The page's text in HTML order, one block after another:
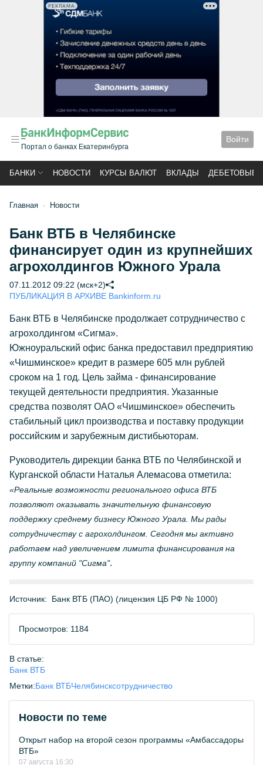
РЕКЛАМА
Портал о банках Екатеринбурга
Войти
БАНКИ НОВОСТИ КУРСЫ ВАЛЮТ ВКЛАДЫ ДЕБЕТОВЫЕ
Главная Новости
Банк ВТБ в Челябинске
финансирует один из крупнейших
агрохолдингов Южного Урала
07.11.2012 09:22 (мск+2)
ПУБЛИКАЦИЯ В АРХИВЕ Bankinform.ru
Банк ВТБ в Челябинске продолжает сотрудничество с
агрохолдингом «Сигма».
Южноуральский офис банка предоставил предприятию
«Чишминское» кредит в размере 605 млн рублей
сроком на 1 год. Цель займа - финансирование
текущей деятельности предприятия. Указанные
средства позволят ОАО «Чишминское» обеспечить
стабильный цикл производства и поставку продукции
российским и зарубежным дистибьюторам.
Руководитель дирекции банка ВТБ по Челябинской и
Курганской области Наталья Алемасова отметила:
«Реальные возможности регионального офиса ВТБ
позволяют оказывать значительную финансовую
поддержку среднему бизнесу Южного Урала. Мы рады
сотрудничеству с агрохолдингом. Сегодня мы активно
работаем над увеличением лимита финансирования на
группу компаний "Сигма".
Источник: Банк ВТБ (ПАО) (лицензия ЦБ РФ № 1000)
Просмотров: 1184
В статье:
Банк ВТБ
Метки:Банк ВТБЧелябинсксотрудничество
Новости по теме
Открыт набор на второй сезон программы «Амбассадоры
ВТБ»
07 августа 16:30